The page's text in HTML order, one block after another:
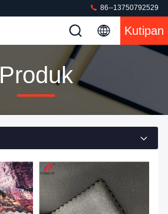
86--13750792529
Kutipan
Produk